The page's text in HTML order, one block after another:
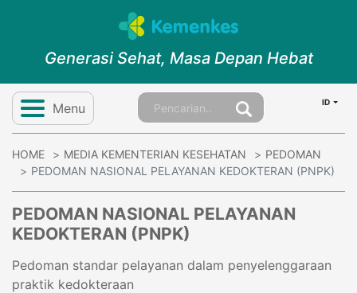
Generasi Sehat, Masa Depan Hebat
Menu ID
HOME MEDIA KEMENTERIAN KESEHATAN
PEDOMAN
PEDOMAN NASIONAL PELAYANAN KEDOKTERAN (PNPK)
PEDOMAN NASIONAL PELAYANAN
KEDOKTERAN (PNPK)
Pedoman standar pelayanan dalam penyelenggaraan
praktik kedokteraan